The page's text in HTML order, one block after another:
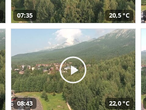
07:35 20,5 °C
08:43 22,0 °C